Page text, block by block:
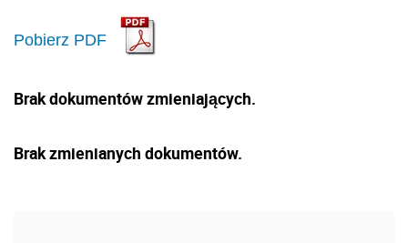
Pobierz PDF
Brak dokumentów zmieniających.
Brak zmienianych dokumentów.